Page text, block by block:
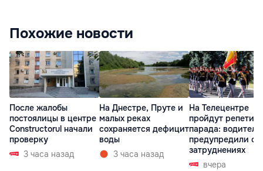
Похожие новости
После жалобы
постоялицы в центре
Constructorul начали
проверку
3 часа назад
На Днестре, Пруте и
малых реках
сохраняется дефицит
воды
3 часа назад
На Телецентре
пройдут
парада:
предупредили о
затруднениях
вчера